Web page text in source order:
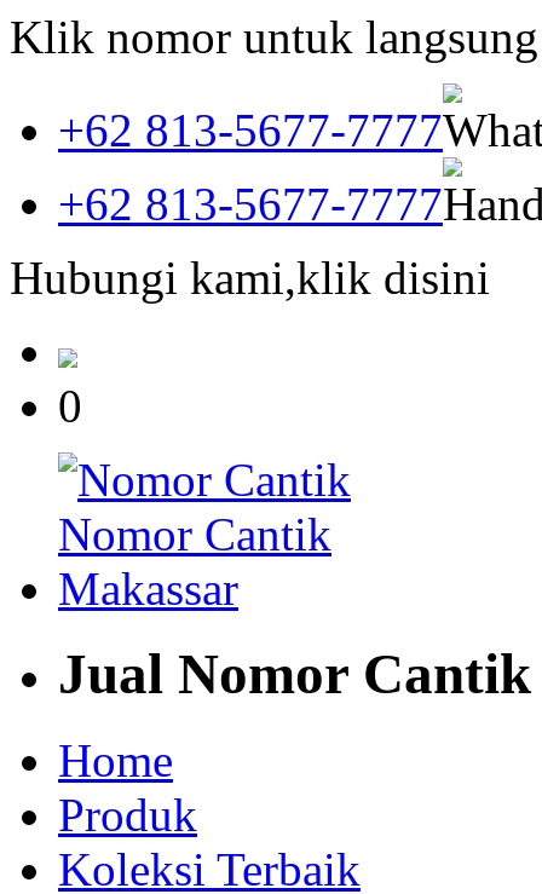
Klik nomor untuk
+62 813-5677-7777
+62 813-5677-7777
Hubungi kami,klik disini
0
Jual Nomor Cantik
Home
Produk
Koleksi Terbaik